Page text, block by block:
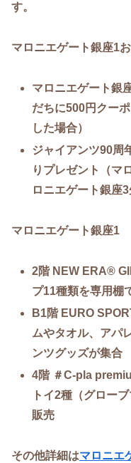
す。
マロニエゲート銀座1
マロニエゲート銀
だちに500円クー
した場合）
ジャイアンツ90周
りプレゼント（マ
ロニエゲート銀座3
マロニエゲート銀座1
2階 NEW ERA®
プ11種類を専用棚
B1階 EURO
ムやタオル、アパ
ンツグッズが集合
4階 ＃C-pla
トイ2種（グロー
販売
その他詳細はマロニエ